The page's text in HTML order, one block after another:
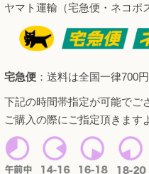
ヤマト運輸（宅急便・ネコポ
宅急便：送料は全国一律700
下記の時間帯指定が可能でご
ご購入の際にご指定頂きます